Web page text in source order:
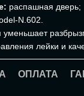
распашная дверь;
N.602.
уменьшает
лейки и
ОПЛАТА